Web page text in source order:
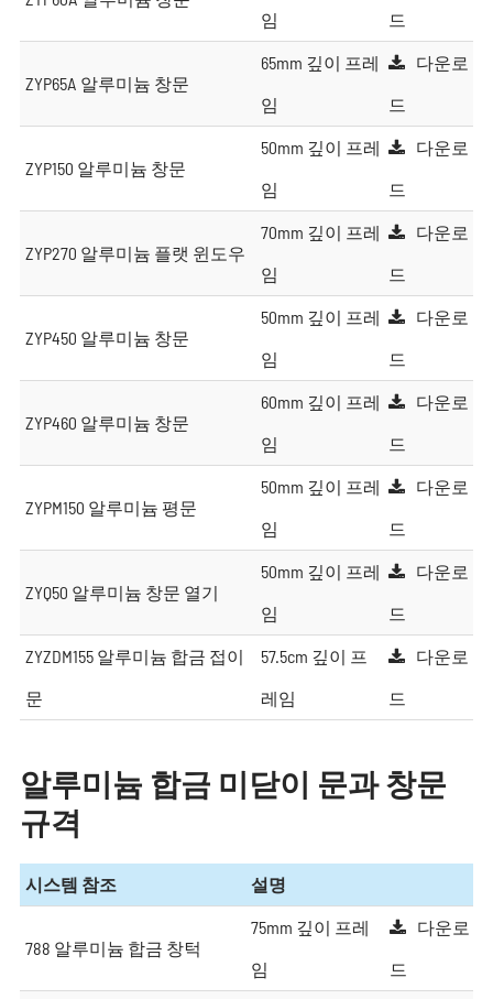
임
드
ZYP65A 알루미늄 창문
65mm 깊이 프레
임
다운로
드
ZYP150 알루미늄 창문
50mm 깊이 프레
임
다운로
드
ZYP270 알루미늄 플랫 윈도우
70mm 깊이 프레
임
다운로
드
ZYP450 알루미늄 창문
50mm 깊이 프레
임
다운로
드
ZYP460 알루미늄 창문
60mm 깊이 프레
임
다운로
드
ZYPM150 알루미늄 평문
50mm 깊이 프레
임
다운로
드
ZYQ50 알루미늄 창문 열기
50mm 깊이 프레
임
다운로
드
ZYZDM155 알루미늄 합금 접이
문
57.5cm 깊이 프
레임
다운로
드
알루미늄 합금 미닫이 문과 창문
규격
시스템 참조 설명
788 알루미늄 합금 창턱
75mm 깊이 프레
임
다운로
드